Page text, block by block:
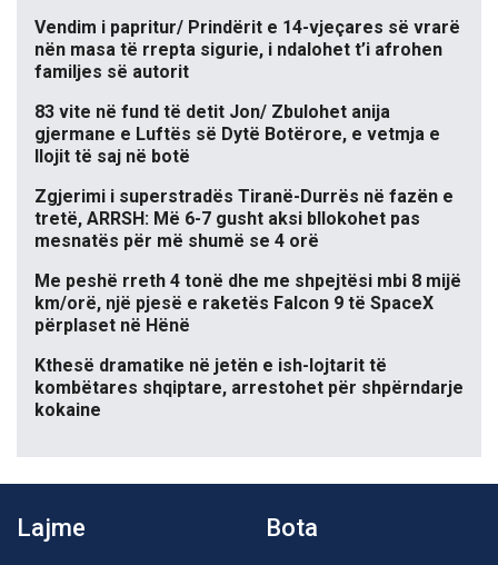
Vendim i papritur/ Prindërit e 14-vjeçares së vrarë
nën masa të rrepta sigurie, i ndalohet t’i afrohen
familjes së autorit
83 vite në fund të detit Jon/ Zbulohet anija
gjermane e Luftës së Dytë Botërore, e vetmja e
llojit të saj në botë
Zgjerimi i superstradës Tiranë-Durrës në fazën e
tretë, ARRSH: Më 6-7 gusht aksi bllokohet pas
mesnatës për më shumë se 4 orë
Me peshë rreth 4 tonë dhe me shpejtësi mbi 8 mijë
km/orë, një pjesë e raketës Falcon 9 të SpaceX
përplaset në Hënë
Kthesë dramatike në jetën e ish-lojtarit të
kombëtares shqiptare, arrestohet për shpërndarje
kokaine
Lajme Bota